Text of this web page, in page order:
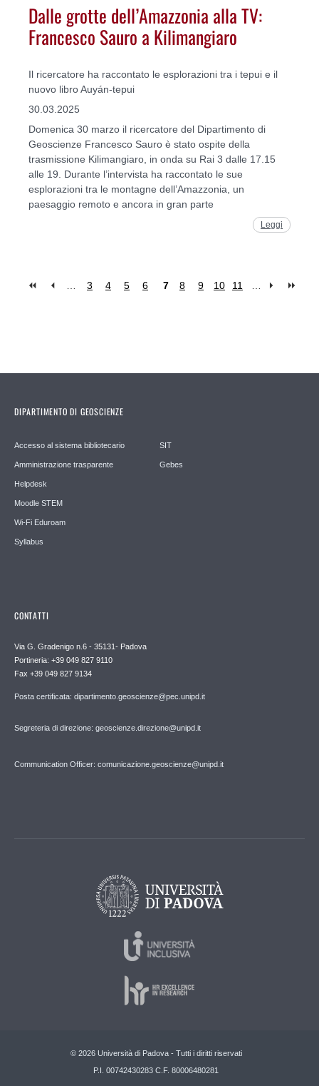
Dalle grotte dell’Amazzonia alla TV:
Francesco Sauro a Kilimangiaro
Il ricercatore ha raccontato le esplorazioni tra i tepui e il
nuovo libro Auyán-tepui
30.03.2025
Domenica 30 marzo il ricercatore del Dipartimento di
Geoscienze Francesco Sauro è stato ospite della
trasmissione Kilimangiaro, in onda su Rai 3 dalle 17.15
alle 19. Durante l’intervista ha raccontato le sue
esplorazioni tra le montagne dell’Amazzonia, un
paesaggio remoto e ancora in gran parte
Leggi
3 4 5 6 7 8 9 10 11
DIPARTIMENTO DI GEOSCIENZE
Accesso al sistema bibliotecario
Amministrazione trasparente
Helpdesk
Moodle STEM
Wi-Fi Eduroam
Syllabus
SIT
Gebes
CONTATTI
Via G. Gradenigo n.6 - 35131- Padova
Portineria: +39 049 827 9110
Fax +39 049 827 9134
Posta certificata: dipartimento.geoscienze@pec.unipd.it
Segreteria di direzione: geoscienze.direzione@unipd.it
Communication Officer: comunicazione.geoscienze@unipd.it
© 2026 Università di Padova - Tutti i diritti riservati
P.I. 00742430283 C.F. 80006480281